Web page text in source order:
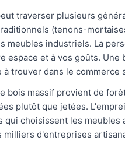
traverser plusieurs
(tenons-
meubles industriels. La
espace et à vos goûts. Une
trouver dans le commerce
bois massif provient de
plutôt que jetées.
qui choisissent les meubles
d'entreprises